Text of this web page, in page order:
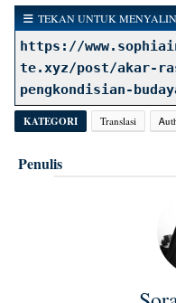
TEKAN UNTUK
https://
te.xyz/post/akar-
pengkondisian-
KATEGORI Translasi
Penulis